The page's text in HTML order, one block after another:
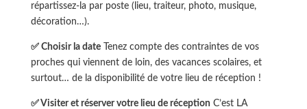
répartissez-la par poste (lieu, traiteur, photo, musique,
décoration…).
✅ Choisir la dateTenez compte des contraintes de vos
proches qui viennent de loin, des vacances scolaires, et
surtout… de la disponibilité de votre lieu de réception !
✅ Visiter et réserver votre lieu de réception C’est LA